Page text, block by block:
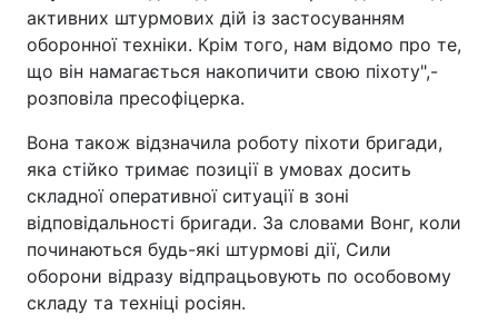
активних штурмових дій із застосуванням
оборонної техніки. Крім того, нам відомо про те,
що він намагається накопичити свою піхоту",-
розповіла пресофіцерка.
Вона також відзначила роботу піхоти бригади,
яка стійко тримає позиції в умовах досить
складної оперативної ситуації в зоні
відповідальності бригади. За словами Вонг, коли
починаються будь-які штурмові дії, Сили
оборони відразу відпрацьовують по особовому
складу та техніці росіян.